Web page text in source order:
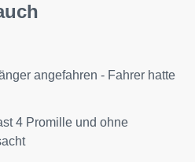
angefahren - Fahrer hatte
4 Promille und ohne